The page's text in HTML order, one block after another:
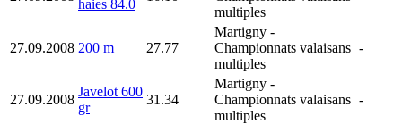
haies 84.0
multiples
27.09.2008 200 m 27.77
Martigny -
Championnats valaisans
multiples
-
27.09.2008
Javelot 600
gr
31.34
Martigny -
Championnats valaisans
multiples
-